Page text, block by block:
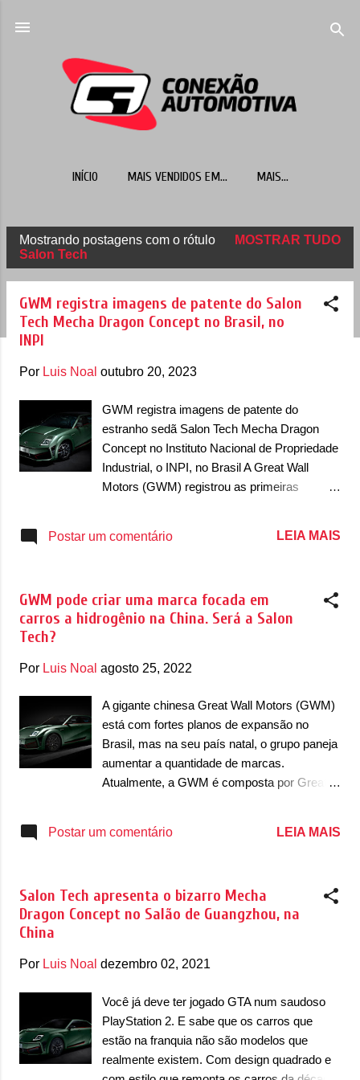
INÍCIO MAIS VENDIDOS EM... MAIS…
o
Mostrando postagens com o rótulo
Salon Tech
MOSTRAR TUDO
GWM registra imagens de patente do Salon
Tech Mecha Dragon Concept no Brasil, no
INPI
Por Luis Noal outubro 20, 2023
GWM registra imagens de patente do
estranho sedã Salon Tech Mecha Dragon
Concept no Instituto Nacional de Propriedade
Industrial, o INPI, no Brasil A Great Wall
Motors (GWM) registrou as primeiras
apareceu em 2021, no Salão do Automóvel
Concept. O sedã tem linhas retas e com um
design bem... estranho. As primeiras
Nacional de Propriedade Industrial, o INPI. O
registro do sedã, no entanto, é bem claro.
Como ele sequer é vendido na China, aqui o
registro serve apenas reservar as linhas do
Mecha Dragon. O sedã cupê de quatro
portas é equipado com um motor puramente
elétrico, com um conjunto de quatro motores.
acelere de 0 a 100km/h em 3,7 segundos.
Postar um comentário LEIA MAIS
GWM pode criar uma marca focada em
carros a hidrogênio na China. Será a Salon
Tech?
Por Luis Noal agosto 25, 2022
A gigante chinesa Great Wall Motors (GWM)
está com fortes planos de expansão no
Brasil, mas na seu país natal, o grupo paneja
aumentar a quantidade de marcas.
Atualmente, a GWM é composta por Great
anos, como uma marca que vai trabalhar
pode ser a apostar apresentada no Salão do
Automóvel de Guangzhou de 2021, quando
Dragon Concept, um sedã de linhas bem
meados dos próximos anos. "A marca e os
produtos de veículos de passageiros com
célula de combustível da Great Wall Motor
estão prontos internamente. Foi
originalmente planejado para ser lançado no
Postar um comentário LEIA MAIS
Salon Tech apresenta o bizarro Mecha
Dragon Concept no Salão de Guangzhou, na
China
Por Luis Noal dezembro 02, 2021
Você já deve ter jogado GTA num saudoso
PlayStation 2. E sabe que os carros que
estão na franquia não são modelos que
realmente existem. Com design quadrado e